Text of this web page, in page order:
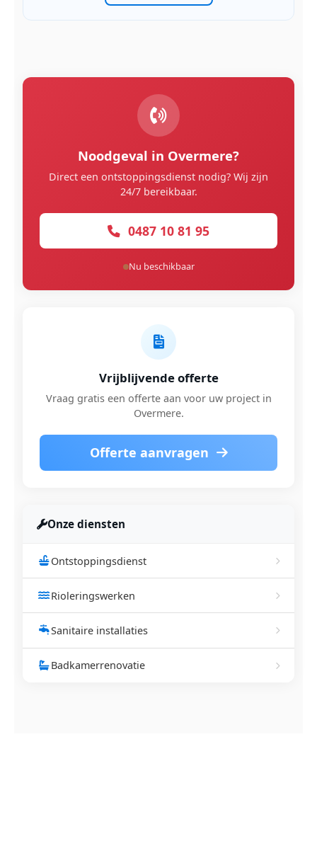
Noodgeval in Overmere?
Direct een ontstoppingsdienst nodig? Wij zijn
24/7 bereikbaar.
0487 10 81 95
Nu beschikbaar
Vrijblijvende offerte
Vraag gratis een offerte aan voor uw project in
Overmere.
Offerte aanvragen
Onze diensten
Ontstoppingsdienst
Rioleringswerken
Sanitaire installaties
Badkamerrenovatie